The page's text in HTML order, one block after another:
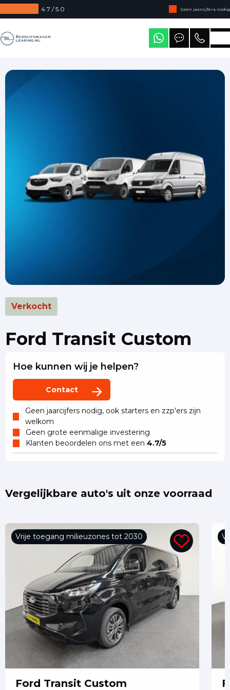
4.7 / 5.0
Geen jaarcijfers nodig
Direct uit voorraad leverbaar
Levering in heel Nederland
Verkocht
Ford Transit Custom
Hoe kunnen wij je helpen?
Contact
Geen jaarcijfers nodig, ook starters en zzp'ers zijn
welkom
Geen grote eenmalige investering
Klanten beoordelen ons met een 4.7/5
Vergelijkbare auto's uit onze voorraad
Vrije toegang milieuzones tot 2030
Ford Transit Custom